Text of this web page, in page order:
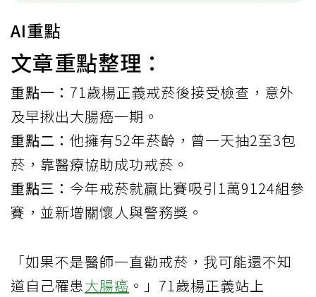
AI重點
文章重點整理：
重點一： 71歲楊正義戒菸後接受檢查，意外
及早揪出大腸癌一期。
重點二： 他擁有52年菸齡，曾一天抽2至3包
菸，靠醫療協助成功戒菸。
重點三： 今年戒菸就贏比賽吸引1萬9124組參
賽，並新增關懷人與警務獎。
「如果不是醫師一直勸戒菸，我可能還不知
道自己罹患大腸癌 。」71歲楊正義站上